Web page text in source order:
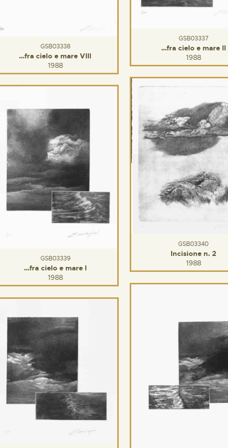
GSB03338
…fra cielo e mare VIII
1988
GSB03337
…fra cielo e mare II
1988
GSB03340
Incisione n. 2
1988
GSB03339
…fra cielo e mare I
1988